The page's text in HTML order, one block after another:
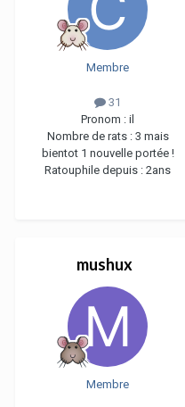
Membre
31
Pronom : il
Nombre de rats : 3 mais
bientot 1 nouvelle portée !
Ratouphile depuis : 2ans
mushux
Membre